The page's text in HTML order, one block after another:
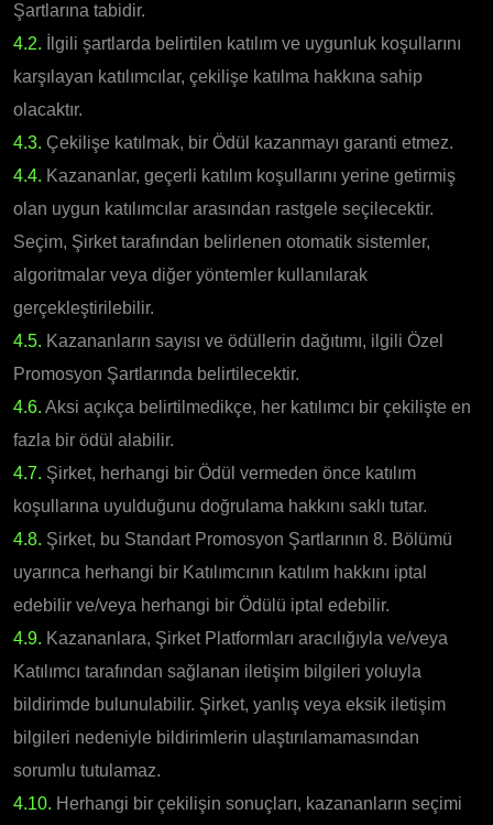
Şartlarına tabidir.
4.2. İlgili şartlarda belirtilen katılım ve uygunluk koşullarını
karşılayan katılımcılar, çekilişe katılma hakkına sahip
olacaktır.
4.3. Çekilişe katılmak, bir Ödül kazanmayı garanti etmez.
4.4. Kazananlar, geçerli katılım koşullarını yerine getirmiş
olan uygun katılımcılar arasından rastgele seçilecektir.
Seçim, Şirket tarafından belirlenen otomatik sistemler,
algoritmalar veya diğer yöntemler kullanılarak
gerçekleştirilebilir.
4.5. Kazananların sayısı ve ödüllerin dağıtımı, ilgili Özel
Promosyon Şartlarında belirtilecektir.
4.6. Aksi açıkça belirtilmedikçe, her katılımcı bir çekilişte en
fazla bir ödül alabilir.
4.7. Şirket, herhangi bir Ödül vermeden önce katılım
koşullarına uyulduğunu doğrulama hakkını saklı tutar.
4.8. Şirket, bu Standart Promosyon Şartlarının 8. Bölümü
uyarınca herhangi bir Katılımcının katılım hakkını iptal
edebilir ve/veya herhangi bir Ödülü iptal edebilir.
4.9. Kazananlara, Şirket Platformları aracılığıyla ve/veya
Katılımcı tarafından sağlanan iletişim bilgileri yoluyla
bildirimde bulunulabilir. Şirket, yanlış veya eksik iletişim
bilgileri nedeniyle bildirimlerin ulaştırılamamasından
sorumlu tutulamaz.
4.10. Herhangi bir çekilişin sonuçları, kazananların seçimi